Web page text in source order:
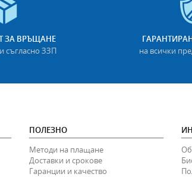
ЗА ВРЪЩАНЕ
съгласно ЗЗП
на всички
ПОЛЕЗНО
Методи на плащане
Доставки и срокове
Гаранции и качество